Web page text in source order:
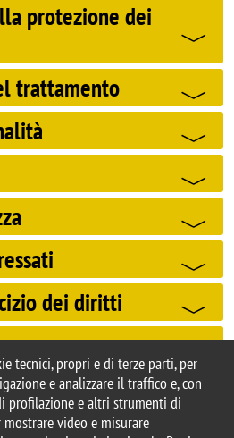
tecnici, propri e di terze parti, per
e analizzare il traffico e, con
profilazione e altri strumenti di
video e misurare
protezione dei
trattamento
dei diritti
degli Studi di Milano-Bicocca